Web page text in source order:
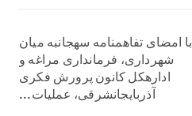
با امضای تفاهمنامه سهجانبه میان
شهرداری، فرمانداری مراغه و
ادارهکل کانون پرورش فکری
آذربایجانشرقی، عملیات...